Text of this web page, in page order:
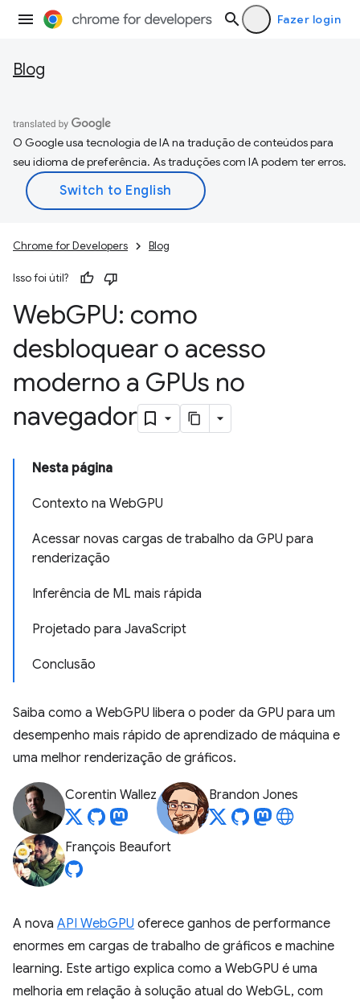
Fazer login
Blog
O Google usa tecnologia de IA na tradução de conteúdos para
seu idioma de preferência. As traduções com IA podem ter erros.
Chrome for Developers Blog
Isso foi útil?
WebGPU: como
desbloquear o acesso
moderno a GPUs no
navegador
Nesta página
Contexto na WebGPU
Acessar novas cargas de trabalho da GPU para
renderização
Inferência de ML mais rápida
Projetado para JavaScript
Conclusão
Saiba como a WebGPU libera o poder da GPU para um
desempenho mais rápido de aprendizado de máquina e
uma melhor renderização de gráficos.
Corentin Wallez Brandon Jones
François Beaufort
A nova API WebGPU oferece ganhos de performance
enormes em cargas de trabalho de gráficos e machine
learning. Este artigo explica como a WebGPU é uma
melhoria em relação à solução atual do WebGL, com